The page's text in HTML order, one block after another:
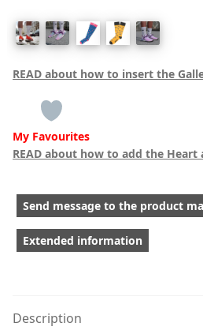
READ about how to insert the
My Favourites
READ about how to add the Heart
Send message to the product
Extended information
Description